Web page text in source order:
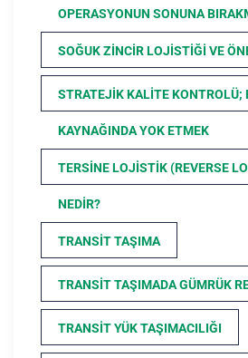
OPERASYONUN SONUNA
SOĞUK ZINCIR LOJISTIĞI VE
STRATEJIK KALITE KONTROLÜ;
KAYNAĞINDA YOK ETMEK
TERSINE LOJISTIK (REVERSE
NEDIR?
TRANSIT TAŞIMA
TRANSIT TAŞIMADA GÜMRÜK
TRANSIT YÜK TAŞIMACILIĞI